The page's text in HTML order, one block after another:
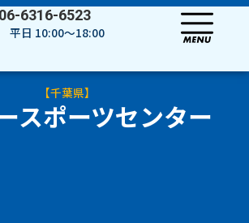
06-6316-6523
平日 10:00～18:00
【千葉県】
スポーツセンター